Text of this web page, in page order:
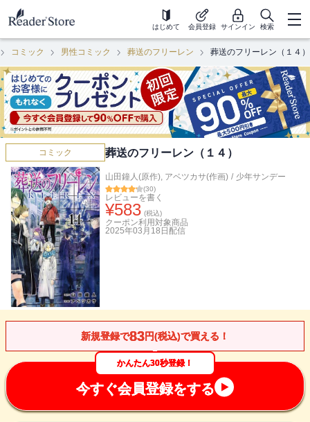
はじめて 会員登録 サインイン 検索
コミック 男性コミック 葬送のフリーレン 葬送のフリーレン（１４）
コミック 葬送のフリーレン（１４）
山田鐘人(原作), アベツカサ(作画) / 少年サンデー
(30)
レビューを書く
¥583 (税込)
クーポン利用対象商品
2025年03月18日 配信
新規登録で83円(税込)で買える！
かんたん30秒登録！
今すぐ会員登録をする